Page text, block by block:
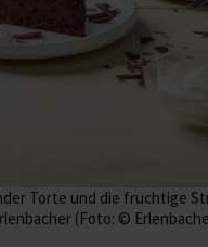
Torte und die fruchtige
(Foto: ©